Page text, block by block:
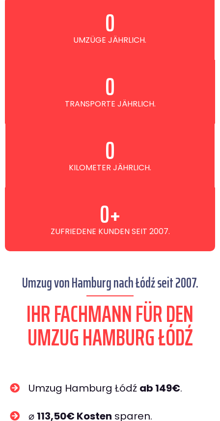
UMZÜGE JÄHRLICH.
0
TRANSPORTE JÄHRLICH.
0
KILOMETER JÄHRLICH.
0
ZUFRIEDENE KUNDEN SEIT 2007.
0+
Umzug von Hamburg nach Łódź seit 2007.
IHR FACHMANN FÜR DEN
UMZUG HAMBURG ŁÓDŹ
Umzug Hamburg Łódź ab 149€.
⌀ 113,50€ Kosten sparen.